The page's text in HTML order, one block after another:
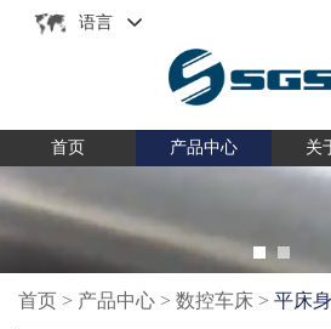
语言
首页 产品中心 关
首页 > 产品中心 > 数控车床 > 平床